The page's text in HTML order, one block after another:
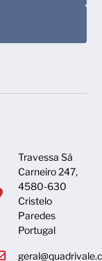
Travessa Sá
Carneiro 247,
4580-630
Cristelo
Paredes
Portugal